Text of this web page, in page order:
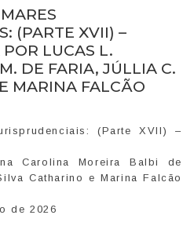
(PARTE XVII) –
LUCAS L.
DE FARIA, JÚLLIA C.
MARINA FALCÃO
(Parte XVII) –
Carolina Moreira Balbi de
Catharino e Marina Falcão
de 2026